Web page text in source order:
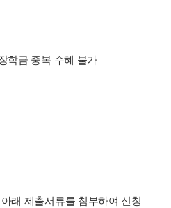
학금 중복 수혜 불가
래 제출서류를 첨부하여 신청